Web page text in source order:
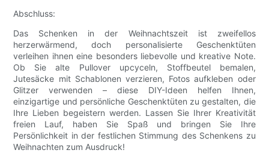
Abschluss:
Das Schenken in der Weihnachtszeit ist zweifellos
herzerwärmend, doch personalisierte Geschenktüten
verleihen ihnen eine besonders liebevolle und kreative Note.
Ob Sie alte Pullover upcyceln, Stoffbeutel bemalen,
Jutesäcke mit Schablonen verzieren, Fotos aufkleben oder
Glitzer verwenden – diese DIY-Ideen helfen Ihnen,
einzigartige und persönliche Geschenktüten zu gestalten, die
Ihre Lieben begeistern werden. Lassen Sie Ihrer Kreativität
freien Lauf, haben Sie Spaß und bringen Sie Ihre
Persönlichkeit in der festlichen Stimmung des Schenkens zu
Weihnachten zum Ausdruck!